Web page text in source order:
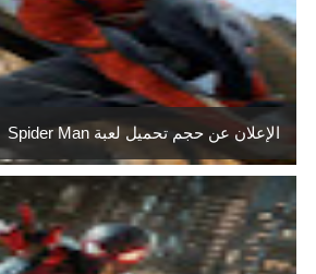
الإعلان عن حجم تحميل لعبة Spider Man